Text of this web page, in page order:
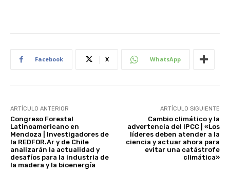
Facebook X WhatsApp
ARTÍCULO ANTERIOR
Congreso Forestal
Latinoamericano en
Mendoza | Investigadores de
la REDFOR.Ar y de Chile
analizarán la actualidad y
desafíos para la industria de
la madera y la bioenergía
ARTÍCULO SIGUIENTE
Cambio climático y la
advertencia del IPCC | «Los
líderes deben atender a la
ciencia y actuar ahora para
evitar una catástrofe
climática»